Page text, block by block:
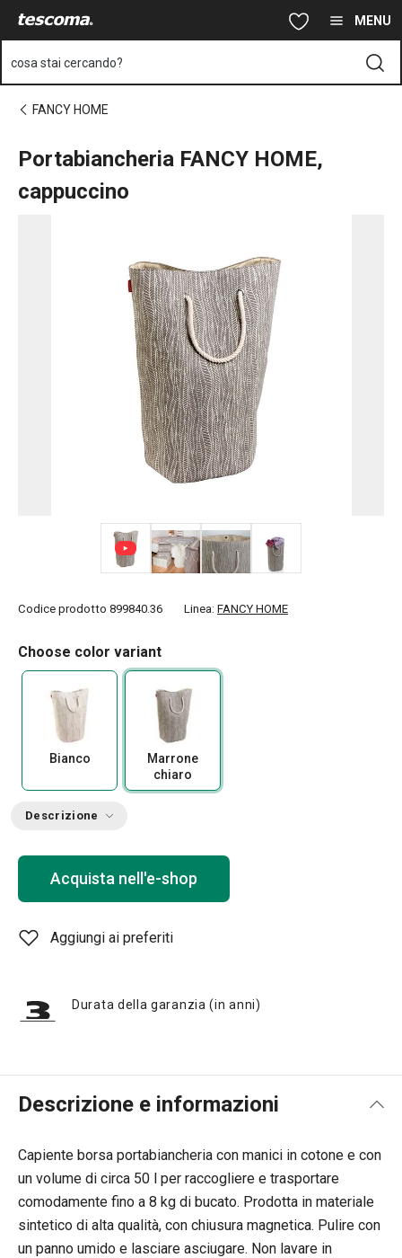
Vai al contenuto principale MENU
cosa stai cercando?
FANCY HOME
Portabiancheria FANCY HOME,
cappuccino
Codice prodotto 899840.36 Linea: FANCY HOME
Choose color variant
Bianco
Marrone
chiaro
Descrizione
Acquista nell'e-shop
Aggiungi ai preferiti
Durata della garanzia (in anni)
Descrizione e informazioni
Capiente borsa portabiancheria con manici in cotone e con
un volume di circa 50 l per raccogliere e trasportare
comodamente fino a 8 kg di bucato. Prodotta in materiale
sintetico di alta qualità, con chiusura magnetica. Pulire con
un panno umido e lasciare asciugare. Non lavare in